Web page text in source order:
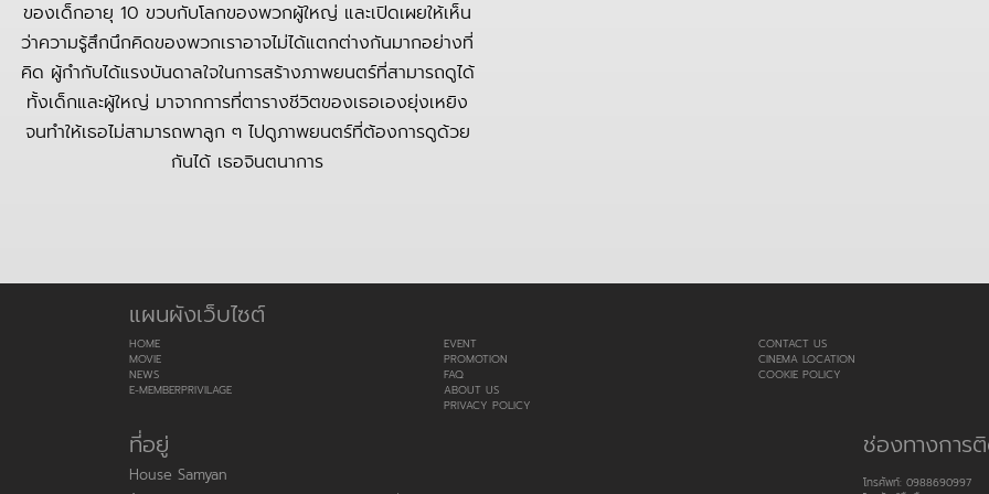
ของเด็กอายุ 10 ขวบกับโลกของพวกผู้ใหญ่ และเปิดเผยให้เห็น
ว่าความรู้สึกนึกคิดของพวกเราอาจไม่ได้แตกต่างกันมากอย่างที่
คิด ผู้กำกับได้แรงบันดาลใจในการสร้างภาพยนตร์ที่สามารถดูได้
ทั้งเด็กและผู้ใหญ่ มาจากการที่ตารางชีวิตของเธอเองยุ่งเหยิง
จนทำให้เธอไม่สามารถพาลูก ๆ ไปดูภาพยนตร์ที่ต้องการดูด้วย
กันได้ เธอจินตนาการ
แผนผังเว็บไซต์
HOME
MOVIE
NEWS
E-MEMBERPRIVILAGE
EVENT
PROMOTION
FAQ
ABOUT US
PRIVACY POLICY
CONTACT US
CINEMA LOCATION
COOKIE POLICY
ที่อยู่
House Samyan
ช่องทางการ
โทรศัพท์: 0988690997